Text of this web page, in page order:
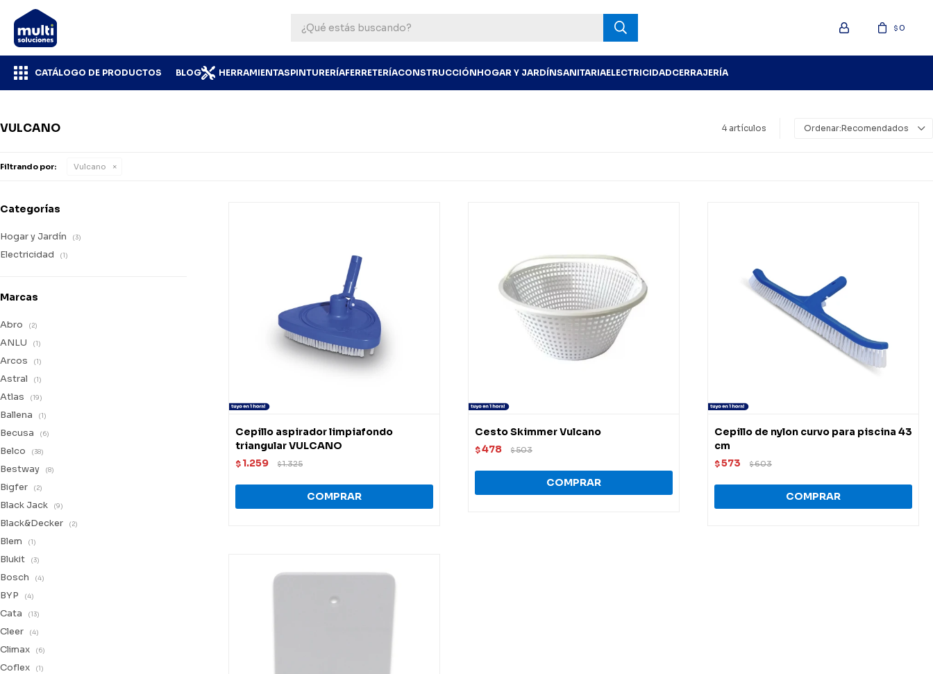
CATÁLOGO DE PRODUCTOS BLOG HERRAMIENTASPINTURERÍAFERRETERÍACONSTRUCCIÓNHOGAR Y JARDÍNSANITARIAELECTRICIDADCERRAJERÍA
$0
VULCANO 4 artículos Recomendados
Filtrando por: Vulcano
Cepillo aspirador limpiafondo
triangular VULCANO
$ 1.259 $1.325
Cesto Skimmer Vulcano
$478 $503
Cepillo de nylon curvo para piscina 43
cm
$573 $603
Categorías
Hogar y Jardín (3)
Electricidad (1)
Marcas
Abro (2)
ANLU (1)
Arcos (1)
Astral (1)
Atlas (19)
Ballena (1)
Becusa (6)
Belco (38)
Bestway (8)
Bigfer (2)
Black Jack (9)
Black&Decker (2)
Blem (1)
Blukit (3)
Bosch (4)
BYP (4)
Cata (13)
Cleer (4)
Climax (6)
Coflex (1)